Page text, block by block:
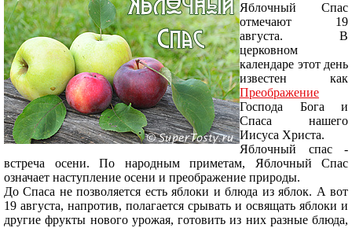
Яблочный Спас
отмечают 19
августа. В
церковном
календаре этот день
известен как
Преображение
Господа Бога и
Спаса нашего
Иисуса Христа.
Яблочный спас -
встреча осени. По народным приметам, Яблочный Спас
означает наступление осени и преображение природы.
До Спаса не позволяется есть яблоки и блюда из яблок. А вот
19 августа, напротив, полагается срывать и освящать яблоки и
другие фрукты нового урожая, готовить из них разные блюда,